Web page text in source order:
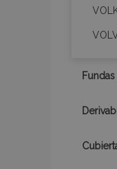
Fundas